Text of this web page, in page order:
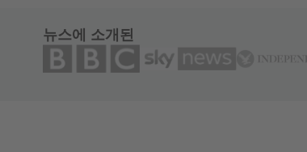
뉴스에 소개된